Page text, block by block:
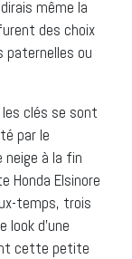
même la
des choix
paternelles ou
clés se sont
par le
à la fin
Honda Elsinore
temps, trois
look d’une
cette petite